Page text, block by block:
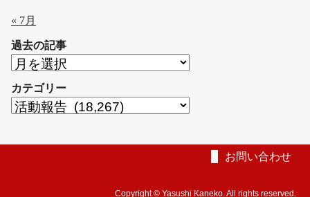
« 7月
過去の記事
過
の
記
カテゴリー
カ
お問い合わせ
Copyright © Yasushi Kaneko. All rights reserved.